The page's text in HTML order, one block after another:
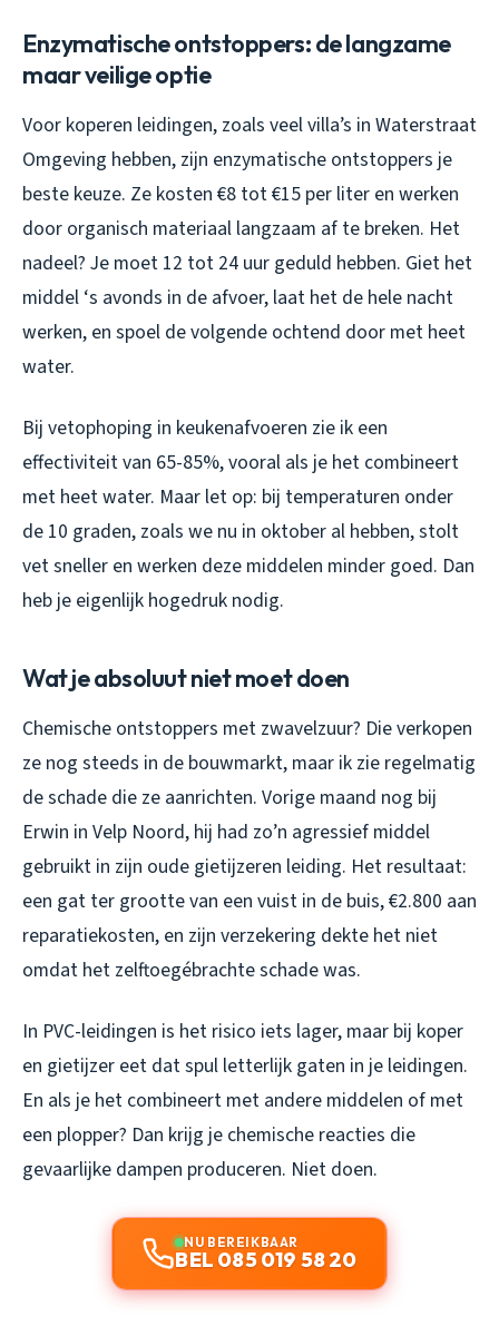
Enzymatische ontstoppers: de langzame
maar veilige optie
Voor koperen leidingen, zoals veel villa’s in Waterstraat
Omgeving hebben, zijn enzymatische ontstoppers je
beste keuze. Ze kosten €8 tot €15 per liter en werken
door organisch materiaal langzaam af te breken. Het
nadeel? Je moet 12 tot 24 uur geduld hebben. Giet het
middel ‘s avonds in de afvoer, laat het de hele nacht
werken, en spoel de volgende ochtend door met heet
water.
Bij vetophoping in keukenafvoeren zie ik een
effectiviteit van 65-85%, vooral als je het combineert
met heet water. Maar let op: bij temperaturen onder
de 10 graden, zoals we nu in oktober al hebben, stolt
vet sneller en werken deze middelen minder goed. Dan
heb je eigenlijk hogedruk nodig.
Wat je absoluut niet moet doen
Chemische ontstoppers met zwavelzuur? Die verkopen
ze nog steeds in de bouwmarkt, maar ik zie regelmatig
de schade die ze aanrichten. Vorige maand nog bij
Erwin in Velp Noord, hij had zo’n agressief middel
gebruikt in zijn oude gietijzeren leiding. Het resultaat:
een gat ter grootte van een vuist in de buis, €2.800 aan
reparatiekosten, en zijn verzekering dekte het niet
omdat het zelftoegébrachte schade was.
In PVC-leidingen is het risico iets lager, maar bij koper
en gietijzer eet dat spul letterlijk gaten in je leidingen.
En als je het combineert met andere middelen of met
een plopper? Dan krijg je chemische reacties die
gevaarlijke dampen produceren. Niet doen.
NU BEREIKBAAR
BEL 085 019 58 20